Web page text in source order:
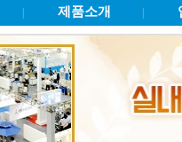
제품소개